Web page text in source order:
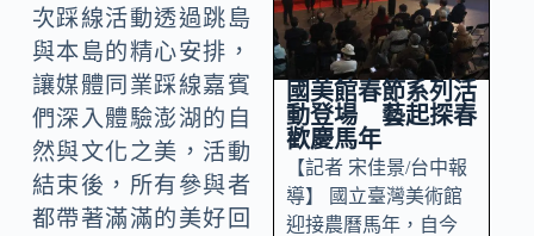
次踩線活動透過跳島
與本島的精心安排，
讓媒體同業踩線嘉賓
們深入體驗澎湖的自
然與文化之美，活動
結束後，所有參與者
都帶著滿滿的美好回
國美館春節系列活
動登場 藝起探春
歡慶馬年
【記者 宋佳景/台中報
導】 國立臺灣美術館
迎接農曆馬年，自今